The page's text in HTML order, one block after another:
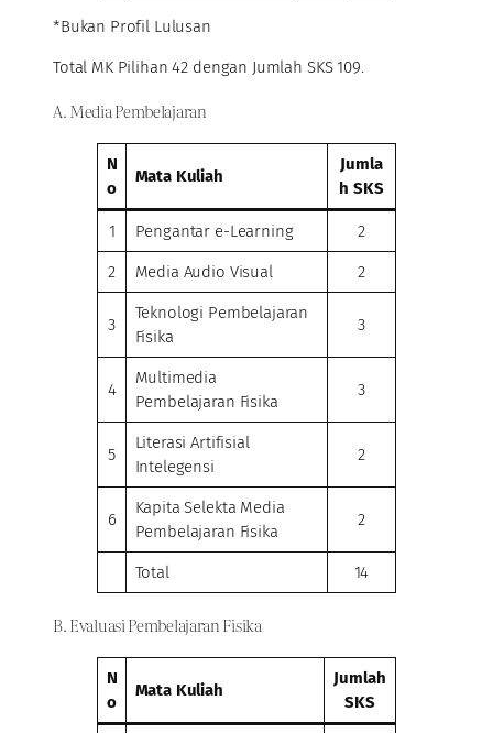
*Bukan Profil Lulusan
Total MK Pilihan 42 dengan Jumlah SKS 109.
A. Media Pembelajaran
N
o
Mata Kuliah
Jumla
h SKS
1 Pengantar e-Learning 2
2 Media Audio Visual 2
3
Teknologi Pembelajaran
Fisika
3
4
Multimedia
Pembelajaran Fisika
3
5
Literasi Artifisial
Intelegensi
2
6
Kapita Selekta Media
Pembelajaran Fisika
2
Total 14
B. Evaluasi Pembelajaran Fisika
N
o
Mata Kuliah
Jumlah
SKS